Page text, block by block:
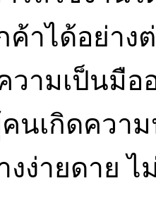
าได้อย่างต่
วามเป็นมือ
นเกิดควา
ง่ายดาย ไ